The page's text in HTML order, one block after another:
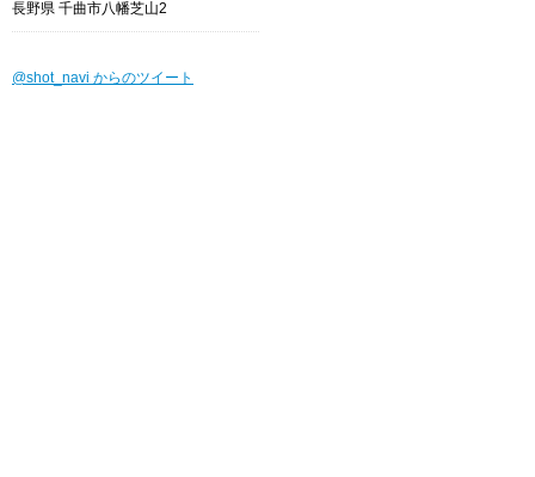
長野県 千曲市八幡芝山2
@shot_navi からのツイート